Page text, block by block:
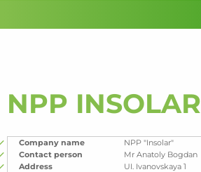
NPP INSOLAR
Company name
NPP "Insolar"
Contact person
Mr Anatoly Bogdan
Address
UI. Ivanovskaya 1